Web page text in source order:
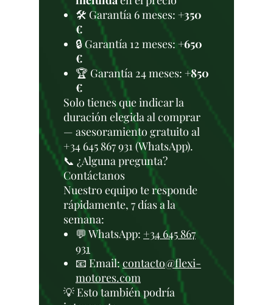
🛠️ Garantía 6 meses: +350
€
🔒 Garantía 12 meses:+650
€
🏆 Garantía 24 meses: +850
€
Solo tienes que indicar la
duración elegida al comprar
— asesoramiento gratuito al
+34 645 867 931 (WhatsApp).
📞 ¿Alguna pregunta?
Contáctanos
Nuestro equipo te responde
rápidamente, 7 días a la
semana:
💬 WhatsApp: +34 645 867
931
📧 Email:contacto@flexi-
motores.com
💡 Esto también podría